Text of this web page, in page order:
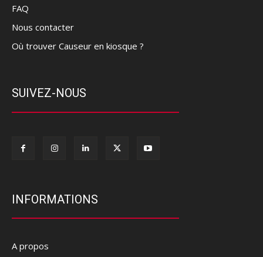
FAQ
Nous contacter
Où trouver Causeur en kiosque ?
SUIVEZ-NOUS
INFORMATIONS
A propos